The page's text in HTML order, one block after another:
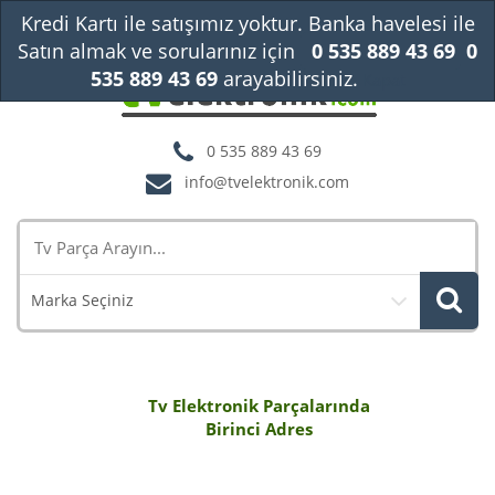
0 535 889 43 69
info@tvelektronik.com
Marka Seçiniz
Tv Elektronik Parçalarında
Birinci Adres
Kredi Kartı ile satışımız yoktur. Banka havelesi ile
Satın almak ve sorularınız için
0 535 889 43 69 0
535 889 43 69arayabilirsiniz.